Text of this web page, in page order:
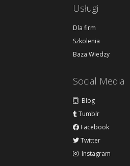
Usługi
Dla firm
Szkolenia
Baza Wiedzy
Social Media
Blog
Tumblr
Facebook
Twitter
Instagram